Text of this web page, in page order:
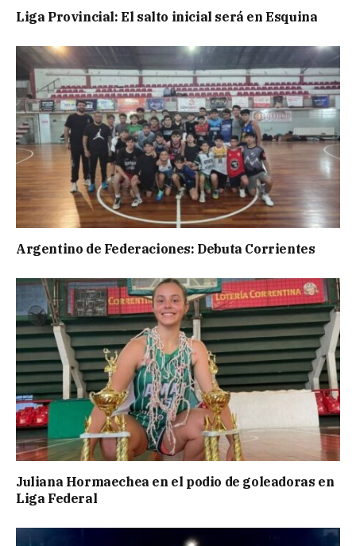
Liga Provincial: El salto inicial será en Esquina
Argentino de Federaciones: Debuta Corrientes
Juliana Hormaechea en el podio de goleadoras en
Liga Federal